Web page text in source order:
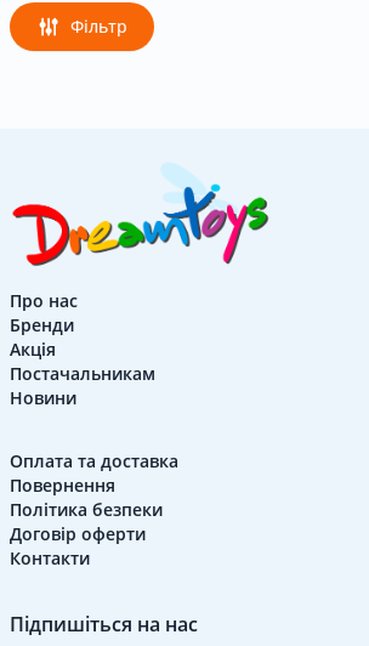
Бренди
UK
Фільтр
Про нас
Бренди
Акція
Постачальникам
Новини
Оплата та доставка
Повернення
Політика безпеки
Договір оферти
Контакти
Підпишіться на нас